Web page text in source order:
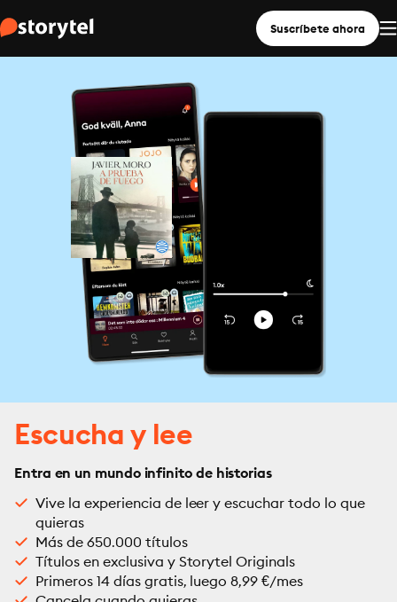
Suscríbete ahora
Escucha y lee
Entra en un mundo infinito de historias
Vive la experiencia de leer y escuchar todo lo que
quieras
Más de 650.000 títulos
Títulos en exclusiva y Storytel Originals
Primeros 14 días gratis, luego 8,99 €/mes